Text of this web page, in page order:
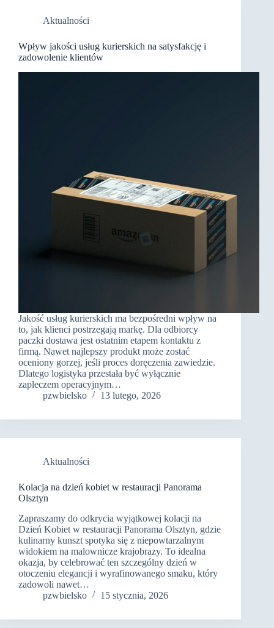
Aktualności
Wpływ jakości usług kurierskich na satysfakcję i
zadowolenie klientów
Jakość usług kurierskich ma bezpośredni wpływ na
to, jak klienci postrzegają markę. Dla odbiorcy
paczki dostawa jest ostatnim etapem kontaktu z
firmą. Nawet najlepszy produkt może zostać
oceniony gorzej, jeśli proces doręczenia zawiedzie.
Dlatego logistyka przestała być wyłącznie
zapleczem operacyjnym…
pzwbielsko
13 lutego, 2026
Aktualności
Kolacja na dzień kobiet w restauracji Panorama
Olsztyn
Zapraszamy do odkrycia wyjątkowej kolacji na
Dzień Kobiet w restauracji Panorama Olsztyn, gdzie
kulinarny kunszt spotyka się z niepowtarzalnym
widokiem na malownicze krajobrazy. To idealna
okazja, by celebrować ten szczególny dzień w
otoczeniu elegancji i wyrafinowanego smaku, który
zadowoli nawet…
pzwbielsko
15 stycznia, 2026